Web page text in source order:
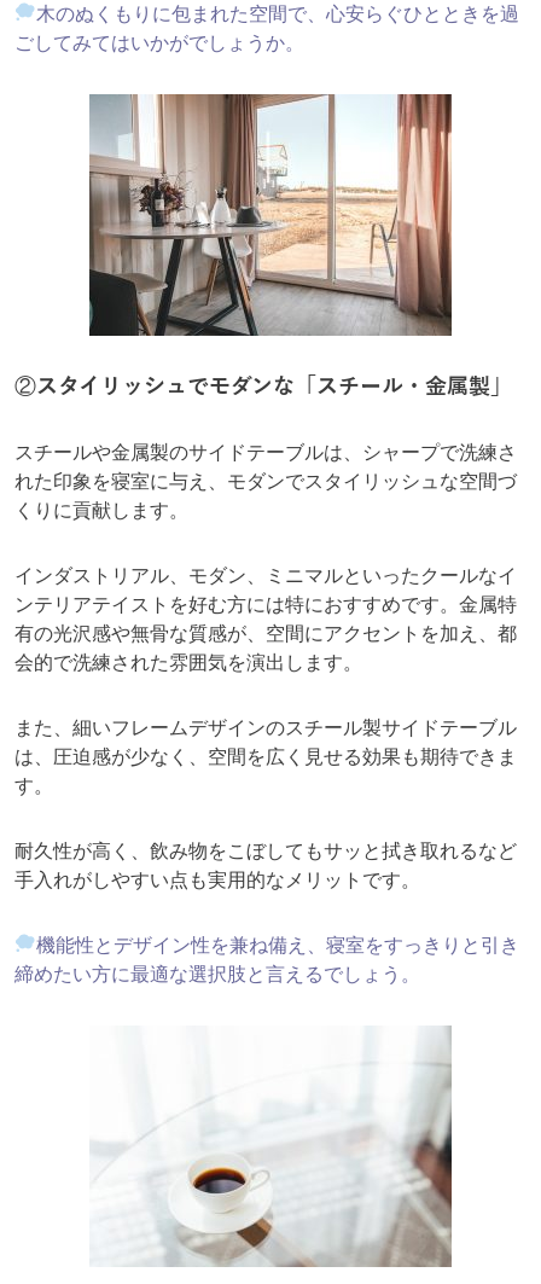
木のぬくもりに包まれた空間で、心安らぐひとときを過
ごしてみてはいかがでしょうか。
②スタイリッシュでモダンな「スチール・金属製」
スチールや金属製のサイドテーブルは、シャープで洗練さ
れた印象を寝室に与え、モダンでスタイリッシュな空間づ
くりに貢献します。
インダストリアル、モダン、ミニマルといったクールなイ
ンテリアテイストを好む方には特におすすめです。金属特
有の光沢感や無骨な質感が、空間にアクセントを加え、都
会的で洗練された雰囲気を演出します。
また、細いフレームデザインのスチール製サイドテーブル
は、圧迫感が少なく、空間を広く見せる効果も期待できま
す。
耐久性が高く、飲み物をこぼしてもサッと拭き取れるなど
手入れがしやすい点も実用的なメリットです。
機能性とデザイン性を兼ね備え、寝室をすっきりと引き
締めたい方に最適な選択肢と言えるでしょう。